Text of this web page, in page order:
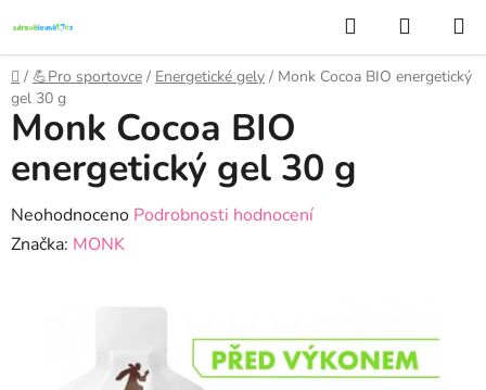
na
obsah
Hledat
KOŠÍK
Domů
/ 💪Pro sportovce / Energetické gely / Monk Cocoa BIO energetický
gel 30 g
Monk Cocoa BIO
energetický gel 30 g
Průměrné
hodnocení
Neohodnoceno Podrobnosti hodnocení
Značka: MONK